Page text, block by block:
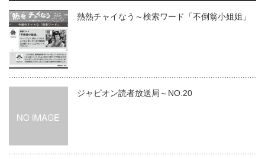
熱熱チャイなう～検索ワード「不倒翁小姐姐」
ジャピオン読者放送局～NO.20